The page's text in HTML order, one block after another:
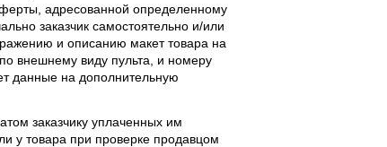
адресованной определенному
заказчик самостоятельно и/или
и описанию макет товара на
внешнему виду пульта, и номеру
данные на дополнительную
заказчику уплаченных им
у товара при проверке продавцом